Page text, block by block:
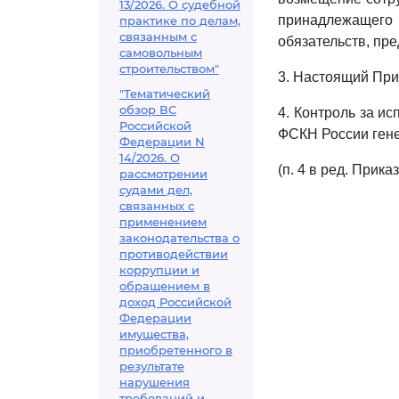
13/2026. О судебной
практике по делам,
связанным с
самовольным
строительством"
"Тематический
обзор ВС
Российской
Федерации N
14/2026. О
рассмотрении
судами дел,
связанных с
применением
законодательства о
противодействии
коррупции и
обращением в
доход Российской
Федерации
имущества,
приобретенного в
результате
нарушения
обязательств,
3. Настоящий
4. Контроль за
ФСКН России
(п. 4 в ред.